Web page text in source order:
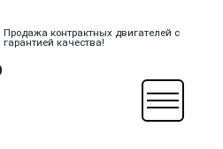
Продажа контрактных двигателей с
гарантией качества!